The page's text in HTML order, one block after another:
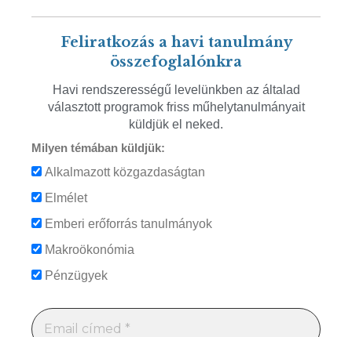
Feliratkozás a havi tanulmány
összefoglalónkra
Havi rendszerességű levelünkben az általad
választott programok friss műhelytanulmányait
küldjük el neked.
Milyen témában küldjük:
Alkalmazott közgazdaságtan
Elmélet
Emberi erőforrás tanulmányok
Makroökonómia
Pénzügyek